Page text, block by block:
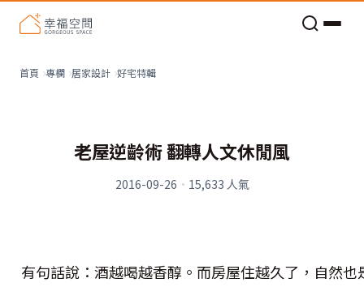
首頁 專欄 居家設計 好宅特輯
老屋逆齡術 翻轉人文休閒風
2016-09-26 · 15,633 人氣
有句話說：酒越喝越香醇。而房屋住越久了，自然